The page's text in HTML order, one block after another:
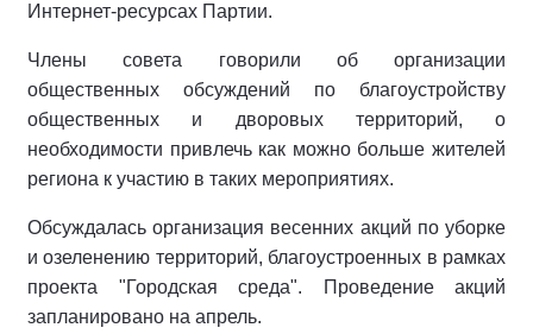
Интернет-ресурсах Партии.
Члены совета говорили об организации
общественных обсуждений по благоустройству
общественных и дворовых территорий, о
необходимости привлечь как можно больше жителей
региона к участию в таких мероприятиях.
Обсуждалась организация весенних акций по уборке
и озеленению территорий, благоустроенных в рамках
проекта "Городская среда". Проведение акций
запланировано на апрель.